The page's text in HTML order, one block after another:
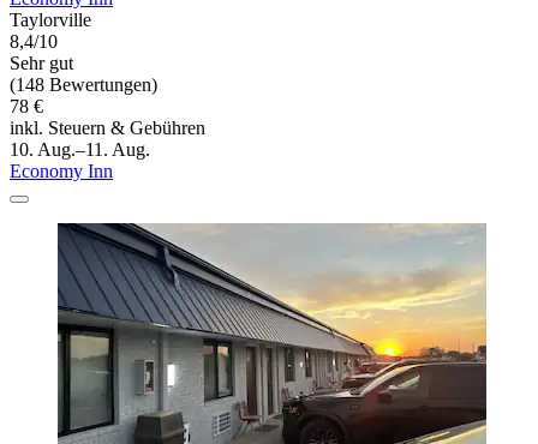
Taylorville
8,4/10
Sehr gut
(148 Bewertungen)
78 €
inkl. Steuern & Gebühren
10. Aug.–11. Aug.
Economy Inn